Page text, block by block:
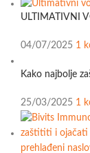
ULTIMATIVNI
04/07/2025 1
Kako najbolje
25/03/2025 1